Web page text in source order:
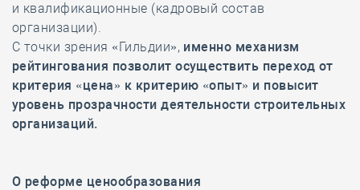
и квалификационные (кадровый состав
организации).
С точки зрения «Гильдии», именно механизм
рейтингования позволит осуществить переход от
критерия «цена» к критерию «опыт» и повысит
уровень прозрачности деятельности строительных
организаций.
О реформе ценообразования